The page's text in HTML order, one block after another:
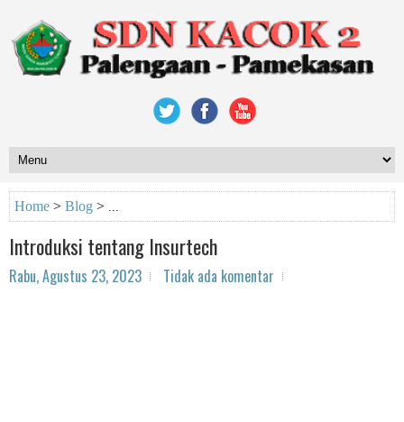
Home > Blog >
Introduksi tentang Insurtech
Rabu, Agustus 23, 2023 Tidak ada komentar